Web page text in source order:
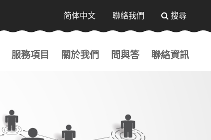
简体中文
聯絡我們 搜尋
服務項目 關於我們 問與答 聯絡資訊